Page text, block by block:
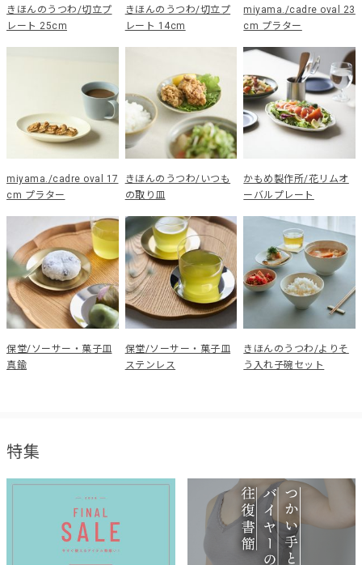
きほんのうつわ/切立プ
レート 25cm
きほんのうつわ/切立プ
レート 14cm
miyama./cadre oval 23
cm プラター
miyama./cadre oval 17
cm プラター
きほんのうつわ/いつも
の取り皿
かもめ製作所/花リムオ
ーバルプレート
保堂/ソーサー・菓子皿
真鍮
保堂/ソーサー・菓子皿
ステンレス
きほんのうつわ/よりそ
う入れ子碗セット
特集